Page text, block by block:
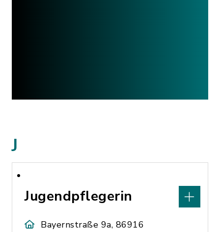
J
Jugendpflegerin
Bayernstraße 9a, 86916